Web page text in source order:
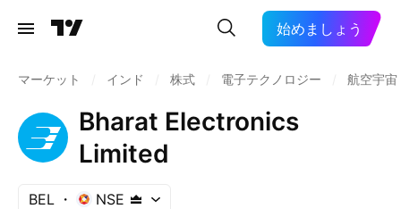
始めましょう
マーケット インド 株式 電子テクノロジー 航空宇宙
Bharat Electronics
Limited
BEL NSE